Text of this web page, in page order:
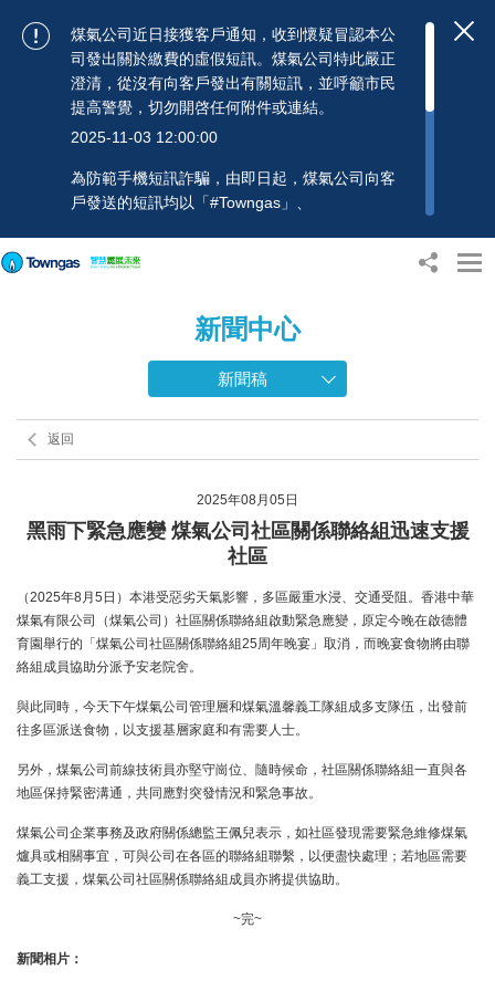
煤氣公司近日接獲客戶通知，收到懷疑冒認本公
司發出關於繳費的虛假短訊。煤氣公司特此嚴正
澄清，從沒有向客戶發出有關短訊，並呼籲市民
提高警覺，切勿開啓任何附件或連結。
2025-11-03 12:00:00
為防範手機短訊詐騙，由即日起，煤氣公司向客
戶發送的短訊均以「#Towngas」、
送人披露身份證號碼、銀行戶口或信用卡號碼等
時致電煤氣公司客戶服務熱線：2880 6988或電
郵：towngas.cs@towngas.com 查詢。
新聞中心
新聞稿
返回
2025年08月05日
黑雨下緊急應變 煤氣公司社區關係聯絡組迅速支援
社區
（2025年8月5日）本港受惡劣天氣影響，多區嚴重水浸、交通受阻。香港中華
煤氣有限公司（煤氣公司）社區關係聯絡組啟動緊急應變，原定今晚在啟德體
育園舉行的「煤氣公司社區關係聯絡組25周年晚宴」取消，而晚宴食物將由聯
絡組成員協助分派予安老院舍。
與此同時，今天下午煤氣公司管理層和煤氣溫馨義工隊組成多支隊伍，出發前
往多區派送食物，以支援基層家庭和有需要人士。
另外，煤氣公司前線技術員亦堅守崗位、隨時候命，社區關係聯絡組一直與各
地區保持緊密溝通，共同應對突發情況和緊急事故。
煤氣公司企業事務及政府關係總監王佩兒表示，如社區發現需要緊急維修煤氣
爐具或相關事宜，可與公司在各區的聯絡組聯繫，以便盡快處理；若地區需要
義工支援，煤氣公司社區關係聯絡組成員亦將提供協助。
~完~
新聞相片：